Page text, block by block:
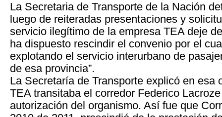
La Secretaria de Transporte de la Nación
luego de reiteradas presentaciones y
servicio ilegítimo de la empresa TEA deje
ha dispuesto rescindir el convenio por el
explotando el servicio interurbano de
de esa provincia”.
La Secretaría de Transporte explicó en esa
TEA transitaba el corredor Federico
autorización del organismo. Así fue que